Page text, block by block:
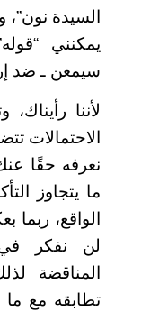
السيدة نون”،
يمكنني
سيمعن ـ ضد
لأننا
الاحتمالات
نعرفه حقًا
ما يتجاوز
الواقع،
لن نفكر في
المناقضة
تطابقه مع